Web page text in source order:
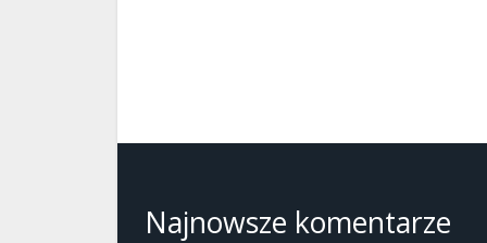
Najnowsze komentarze